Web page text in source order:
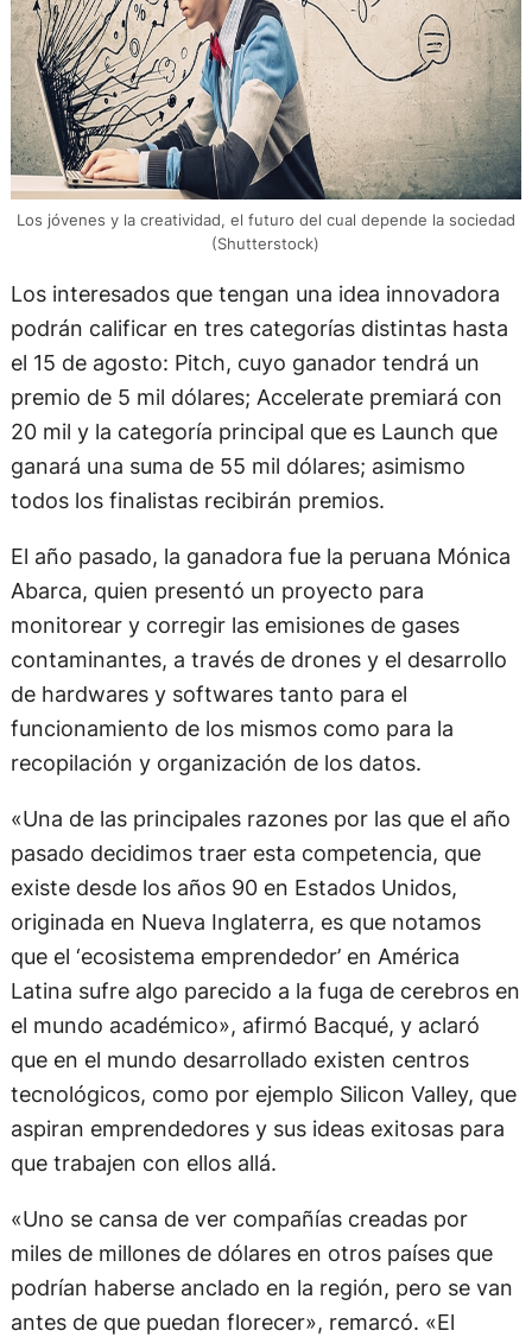
Los jóvenes y la creatividad, el futuro del cual depende la sociedad
(Shutterstock)
Los interesados que tengan una idea innovadora
podrán calificar en tres categorías distintas hasta
el 15 de agosto: Pitch, cuyo ganador tendrá un
premio de 5 mil dólares; Accelerate premiará con
20 mil y la categoría principal que es Launch que
ganará una suma de 55 mil dólares; asimismo
todos los finalistas recibirán premios.
El año pasado, la ganadora fue la peruana Mónica
Abarca, quien presentó un proyecto para
monitorear y corregir las emisiones de gases
contaminantes, a través de drones y el desarrollo
de hardwares y softwares tanto para el
funcionamiento de los mismos como para la
recopilación y organización de los datos.
«Una de las principales razones por las que el año
pasado decidimos traer esta competencia, que
existe desde los años 90 en Estados Unidos,
originada en Nueva Inglaterra, es que notamos
que el ‘ecosistema emprendedor’ en América
Latina sufre algo parecido a la fuga de cerebros en
el mundo académico», afirmó Bacqué, y aclaró
que en el mundo desarrollado existen centros
tecnológicos, como por ejemplo Silicon Valley, que
aspiran emprendedores y sus ideas exitosas para
que trabajen con ellos allá.
«Uno se cansa de ver compañías creadas por
miles de millones de dólares en otros países que
podrían haberse anclado en la región, pero se van
antes de que puedan florecer», remarcó. «El